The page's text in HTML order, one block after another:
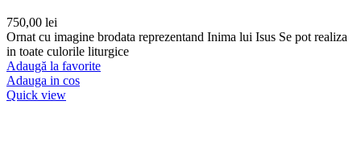
750,00 lei
Ornat cu imagine brodata reprezentand Inima lui Isus Se pot realiza
in toate culorile liturgice
Adaugă la favorite
Adauga in cos
Quick view